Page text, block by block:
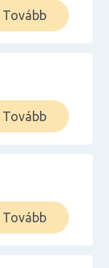
Tovább
Tovább
Tovább